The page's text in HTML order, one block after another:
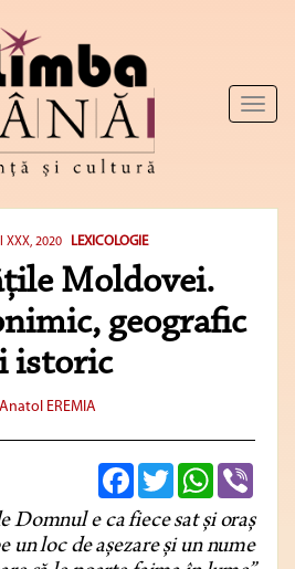
Toggle
XXX, 2020 LEXICOLOGIE
Moldovei.
geografic
istoric
Anatol EREMIA
FacebookTwitterWhatsApp
Domnul e ca fiece sat și oraș
un loc de așezare și un nume